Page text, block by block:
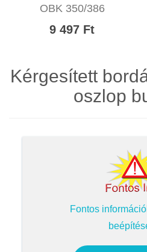
OBK 350/386
9 497 Ft
Kérgesített
oszlop
Fontos